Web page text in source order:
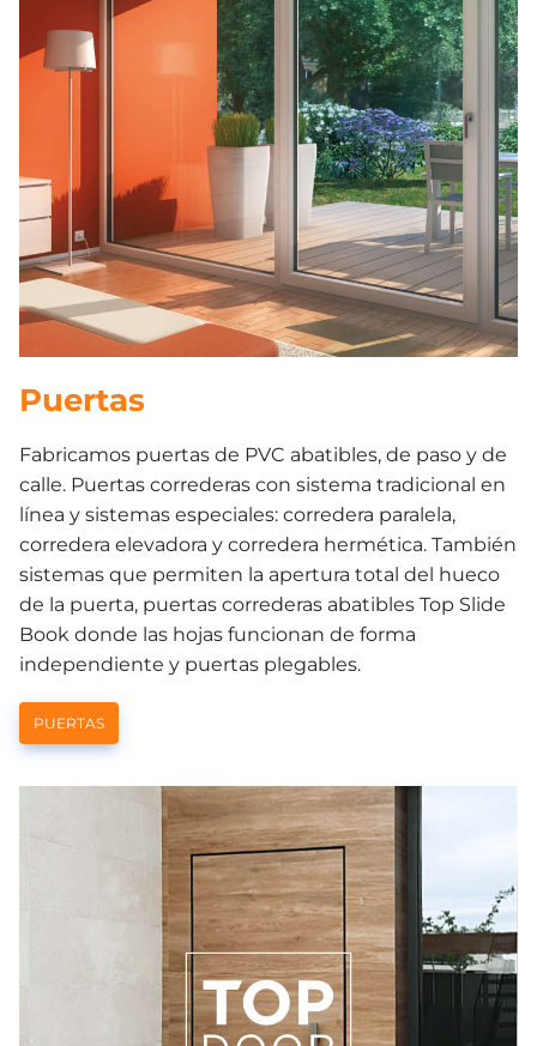
Puertas
Fabricamos puertas de PVC abatibles, de paso y de
calle. Puertas correderas con sistema tradicional en
línea y sistemas especiales: corredera paralela,
corredera elevadora y corredera hermética. También
sistemas que permiten la apertura total del hueco
de la puerta, puertas correderas abatibles Top Slide
Book donde las hojas funcionan de forma
independiente y puertas plegables.
PUERTAS